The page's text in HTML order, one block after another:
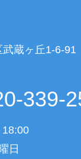
蔵ヶ丘1-6-91
339-
日